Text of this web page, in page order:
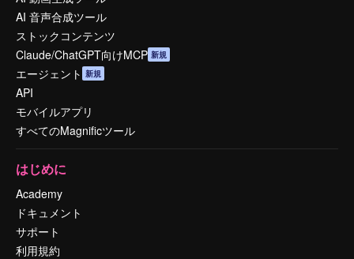
AI 音声合成ツール
ストックコンテンツ
Claude/ChatGPT向けMCP 新規
エージェント 新規
API
モバイルアプリ
すべてのMagnificツール
はじめに
Academy
ドキュメント
サポート
利用規約